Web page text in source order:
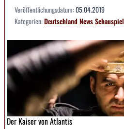
Veröffentlichungsdatum:05.04.2019
Kategorien:DeutschlandNewsSchauspiel
Der Kaiser von Atlantis